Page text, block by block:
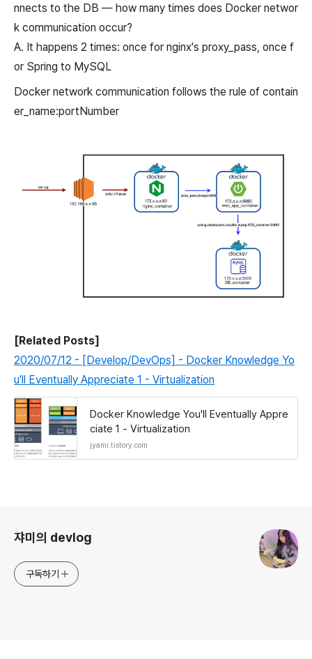
nnects to the DB — how many times does Docker networ
k communication occur?
A. It happens 2 times: once for nginx's proxy_pass, once f
or Spring to MySQL
Docker network communication follows the rule of contain
er_name:portNumber
[Related Posts]
2020/07/12 - [Develop/DevOps] - Docker Knowledge Yo
u'll Eventually Appreciate 1 - Virtualization
Docker Knowledge You'll Eventually Appre
ciate 1 - Virtualization
jyami.tistory.com
쟈미의 devlog
구독하기